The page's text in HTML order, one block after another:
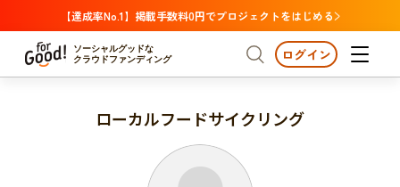
【達成率No.1】掲載手数料0円でプロジェクトをはじめる
ソーシャルグッドな
クラウドファンディング
プロジェクトからさがす 注目
支援金額が多い
ログイン
ローカルフードサイクリング